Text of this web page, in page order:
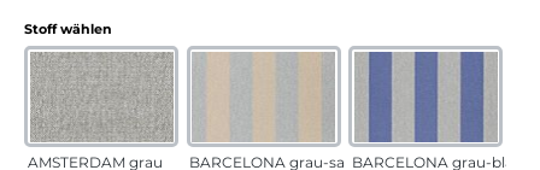
Stoff wählen
AMSTERDAM grau BARCELONA grau-sandBARCELONA grau-blau